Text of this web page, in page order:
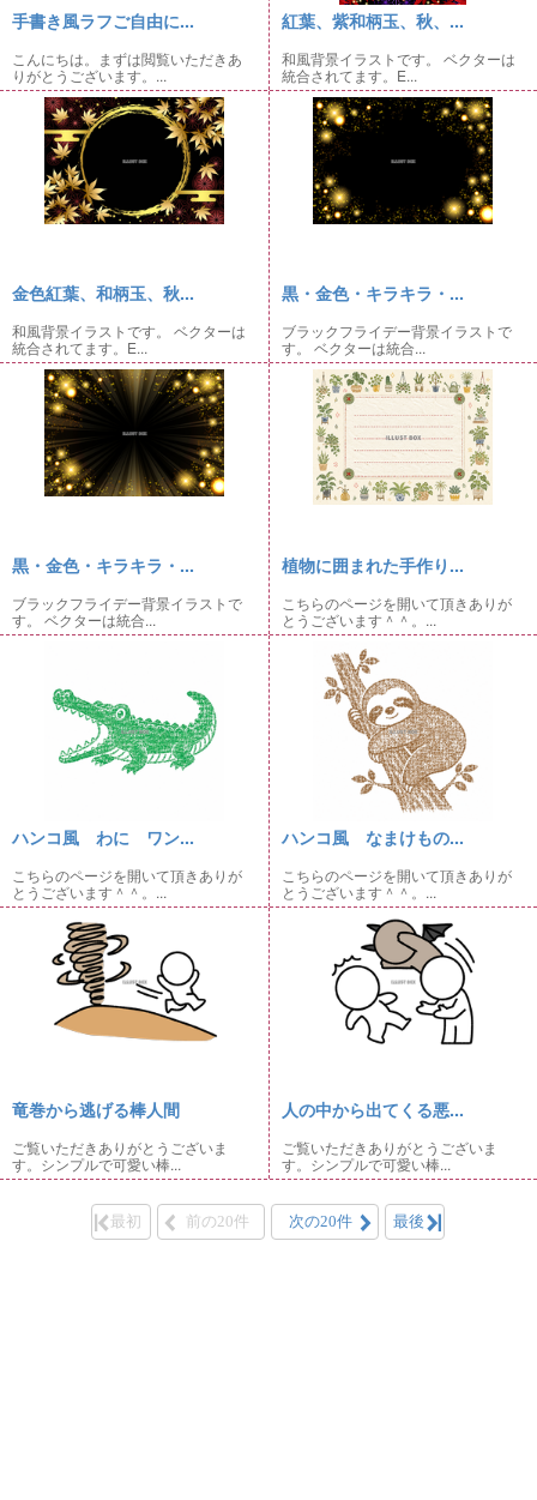
手書き風ラフご自由に...
こんにちは。まずは閲覧いただきあ
りがとうございます。...
紅葉、紫和柄玉、秋、...
和風背景イラストです。 ベクターは
統合されてます。E...
金色紅葉、和柄玉、秋...
和風背景イラストです。 ベクターは
統合されてます。E...
黒・金色・キラキラ・...
ブラックフライデー背景イラストで
す。 ベクターは統合...
黒・金色・キラキラ・...
ブラックフライデー背景イラストで
す。 ベクターは統合...
植物に囲まれた手作り...
こちらのページを開いて頂きありが
とうございます＾＾。...
ハンコ風 わに ワン...
こちらのページを開いて頂きありが
とうございます＾＾。...
ハンコ風 なまけもの...
こちらのページを開いて頂きありが
とうございます＾＾。...
竜巻から逃げる棒人間
ご覧いただきありがとうございま
す。シンプルで可愛い棒...
人の中から出てくる悪...
ご覧いただきありがとうございま
す。シンプルで可愛い棒...
最初 前の20件 次の20件 最後